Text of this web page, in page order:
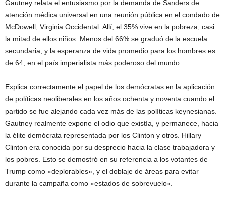
Gautney relata el entusiasmo por la demanda de Sanders de
atención médica universal en una reunión pública en el condado de
McDowell, Virginia Occidental. Allí, el 35% vive en la pobreza, casi
la mitad de ellos niños. Menos del 66% se graduó de la escuela
secundaria, y la esperanza de vida promedio para los hombres es
de 64, en el país imperialista más poderoso del mundo.
Explica correctamente el papel de los demócratas en la aplicación
de políticas neoliberales en los años ochenta y noventa cuando el
partido se fue alejando cada vez más de las políticas keynesianas.
Gautney realmente expone el odio que existía, y permanece, hacia
la élite demócrata representada por los Clinton y otros. Hillary
Clinton era conocida por su desprecio hacia la clase trabajadora y
los pobres. Esto se demostró en su referencia a los votantes de
Trump como «deplorables», y el doblaje de áreas para evitar
durante la campaña como «estados de sobrevuelo».